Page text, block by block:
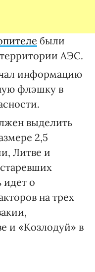
были
АЭС.
информацию
флэшку в
выделить
2,5
Литве и
идет о
на трех
и «Козлодуй» в